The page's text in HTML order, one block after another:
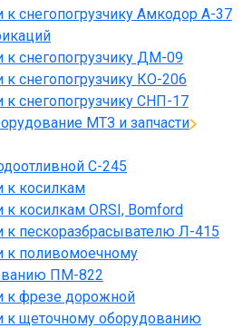
к снегопогрузчику Амкодор А-37
к снегопогрузчику ДМ-09
к снегопогрузчику КО-206
к снегопогрузчику СНП-17
МТЗ и запчасти
С-245
к косилкам
к косилкам ORSI, Bomford
к пескоразбрасывателю Л-415
к поливомоечному
ПМ-822
к фрезе дорожной
к щеточному оборудованию